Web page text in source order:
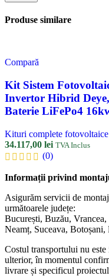
Produse similare
Compară
Kit Sistem
Invertor Hibrid
Baterie LiFePo4
Kituri complete
34.117,00 lei TVA Inclus
(0)
Informații privind
Asigurăm servicii de
următoarele județe:
București, Buzău,
Neamț, Suceava,
Costul transportului nu
ulterior, în momentul
livrare și specificul